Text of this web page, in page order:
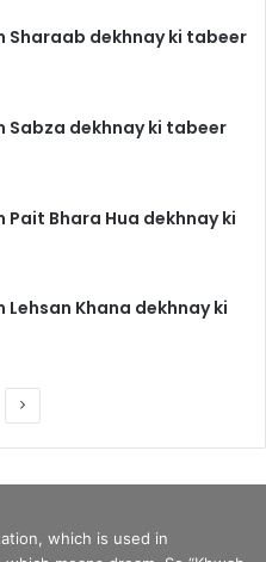
Sharaab dekhnay ki tabeer
Sabza dekhnay ki tabeer
Pait Bhara Hua dekhnay ki
Lehsan Khana dekhnay ki
p
which is used in